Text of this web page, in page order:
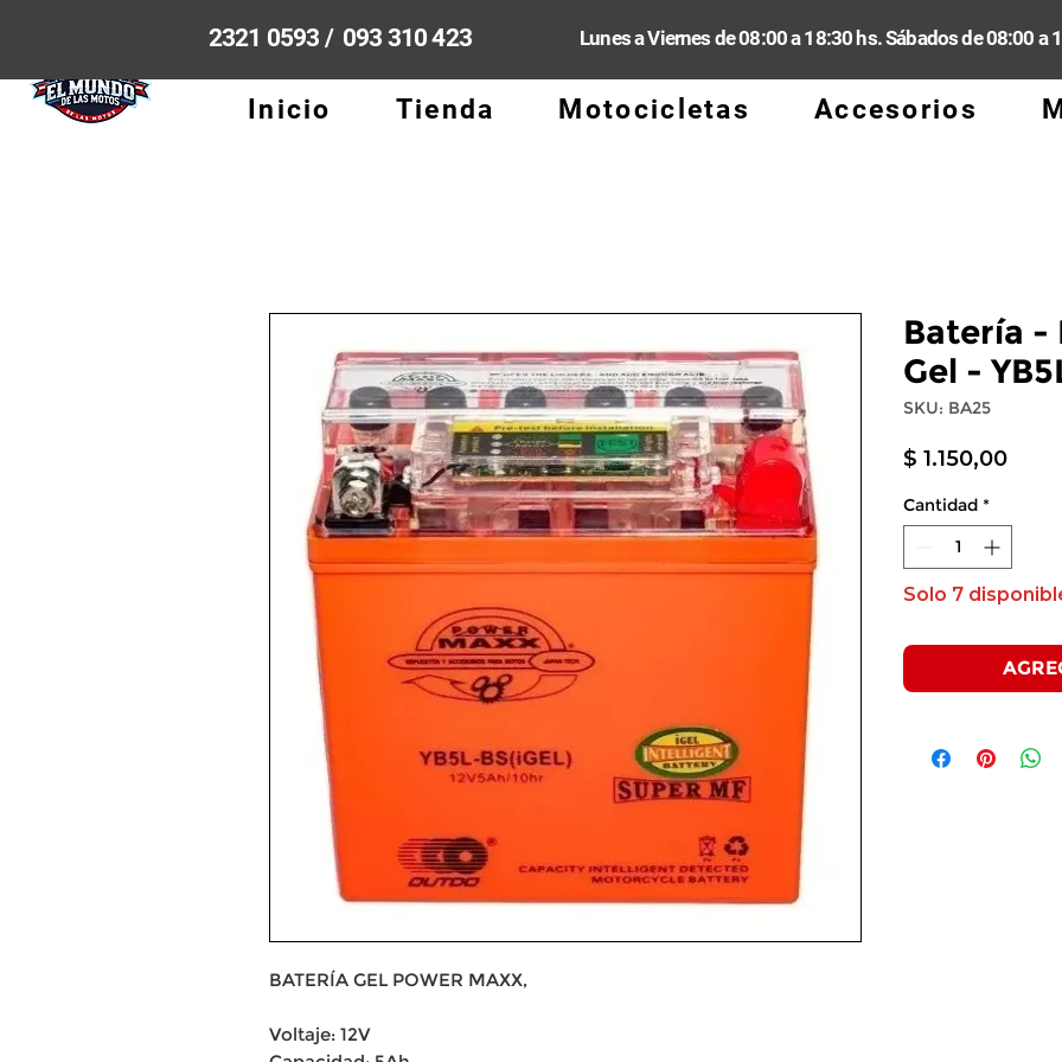
2321 0593 / 093 310 423 Lunes a Viernes de 08:00 a 18:30 hs. Sábados de 08:00 a
Inicio Tienda Motocicletas Accesorios
BATERÍA GEL POWER MAXX,
Voltaje: 12V
Batería -
Gel -
SKU: BA25
$ 1.150,00
Cantidad *
Solo 7